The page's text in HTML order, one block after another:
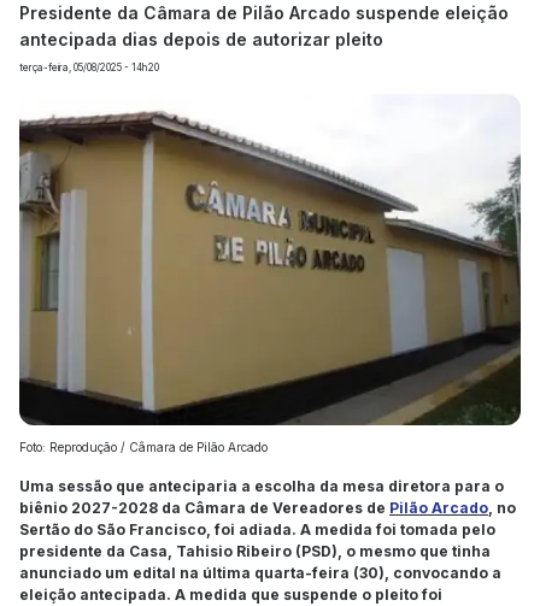
Presidente da Câmara de Pilão Arcado suspende eleição
antecipada dias depois de autorizar pleito
terça-feira, 05/08/2025 - 14h20
Foto: Reprodução / Câmara de Pilão Arcado
Uma sessão que anteciparia a escolha da mesa diretora para o
biênio 2027-2028 da Câmara de Vereadores de Pilão Arcado, no
Sertão do São Francisco, foi adiada. A medida foi tomada pelo
presidente da Casa, Tahisio Ribeiro (PSD), o mesmo que tinha
anunciado um edital na última quarta-feira (30), convocando a
eleição antecipada. A medida que suspende o pleito foi